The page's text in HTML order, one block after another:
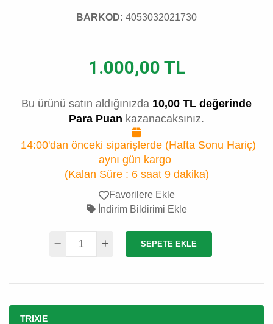
BARKOD: 4053032021730
1.000,00 TL
Bu ürünü satın aldığınızda 10,00 TL değerinde
Para Puan kazanacaksınız.
14:00'dan önceki siparişlerde (Hafta Sonu Hariç)
aynı gün kargo
(Kalan Süre : 6 saat 9 dakika)
Favorilere Ekle
İndirim Bildirimi Ekle
SEPETE EKLE
TRIXIE